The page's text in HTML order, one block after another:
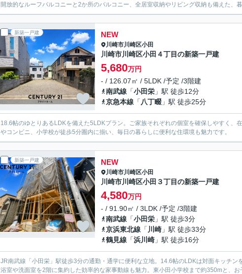
開放的なルーフバルコニーと2か所のバルコニー、全居室収納やリビング収納も備えた、
新築一戸建 NEW
川崎市川崎区小田
川崎市川崎区小田４丁目の新築一戸建
5,680万円
- / 126.07㎡ / 5LDK /予定 /3階建
南武線 「小田栄 」駅 徒歩12分
京急本線 「 八丁畷 」駅 徒歩25分
18.6帖のゆとりあるLDKを備えた5LDKプラン。ご家族それぞれの個室を確保しやすく、
やコンビニ、小学校が徒歩5分圏内に揃い、毎日の暮らしに便利な住環境も魅力です。
新築一戸建 NEW
川崎市川崎区小田
川崎市川崎区小田３丁目の新築一戸建
4,580万円
- / 91.90㎡ / 3LDK /予定 /3階建
南武線 「小田栄 」駅 徒歩3分
京浜東北線 「 川崎 」駅 徒歩33分
鶴見線 「浜川崎 」駅 徒歩16分
JR南武線「小田栄」駅徒歩3分の通勤・通学に便利な立地。14.6帖のLDKは対面キッチン
浴室や洗面室を2階に集約した効率的な家事動線も魅力。東小田小学校まで約350mと、お